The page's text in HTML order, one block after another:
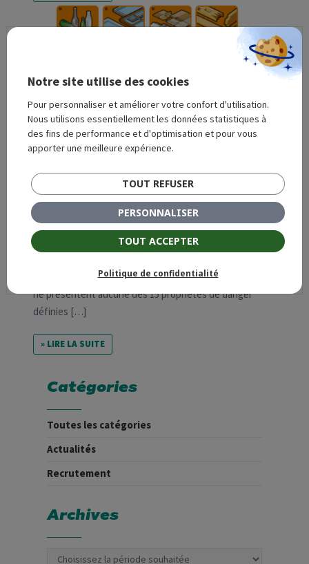
Le 22 septembre 2023
Les principaux déchets
non dangereux
déchets non dangereux (DND) sont des déchets qui
ne présentent aucune des 15 propriétés de danger
définies […]
» LIRE LA SUITE
Catégories
Toutes les catégories
Actualités
Recrutement
Archives
Notre site utilise des cookies
Pour personnaliser et améliorer votre confort d'utilisation.
Nous utilisons essentiellement les données statistiques à
des fins de performance et d'optimisation et pour vous
apporter une meilleure expérience.
TOUT ACCEPTER
TOUT REFUSER
PERSONNALISER
Politique de confidentialité